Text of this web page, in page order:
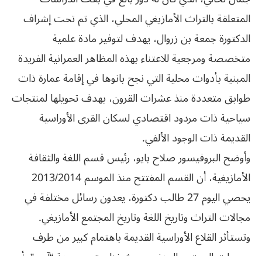
المتعلقة بالتراث الأمازيغي المحلي، الذي تم تحت إشراف
الدكتورة جمعة بن زروال، يهدف لتوفير مادة علمية
متخصصة ومرجعية للاعتناء بهذه المظاهر العمرانية الفريدة
المبنية بأدوات محلية التي نجح بانوها في إقامة عمارة ذات
طوابق متعددة منذ عشرات القرون، بهدف تحويلها لمنتجات
سياحية ذات مردود اقتصادي لسكان القرى الأوراسية
القديمة ذات الوجود الألفي.
وأوضح البروفيسور صلاح بايو، رئيس قسم اللغة والثقافة
الأمازيغية، أن القسم المفتتح منذ الموسم 2013/2014
يحصي اليوم 27 طالب دكتورة، يعدون رسائل مختلفة في
مجالات التراث وتاريخ اللغة وتاريخ المجتمع الأمازيغي.
وتستأثر القلاع الأوراسية القديمة باهتمام كبير من طرف